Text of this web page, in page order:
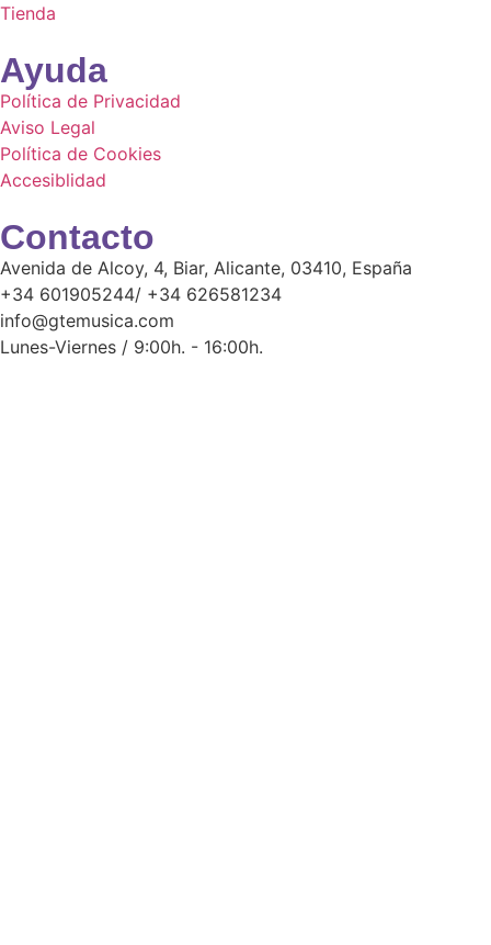
Tienda
Ayuda
Política de Privacidad
Aviso Legal
Política de Cookies
Accesiblidad
Contacto
Avenida de Alcoy, 4, Biar, Alicante, 03410, España
+34 601905244/ +34 626581234
info@gtemusica.com
Lunes-Viernes / 9:00h. - 16:00h.